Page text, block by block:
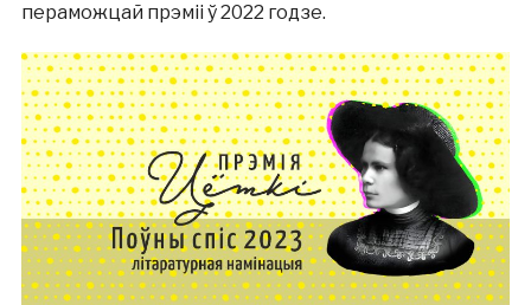
пераможцай прэміі ў 2022 годзе.